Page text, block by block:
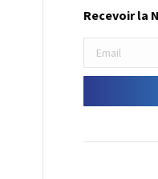
Recevoir la